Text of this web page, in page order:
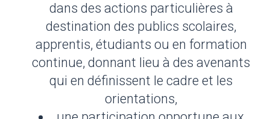
dans des actions particulières à
destination des publics scolaires,
apprentis, étudiants ou en formation
continue, donnant lieu à des avenants
qui en définissent le cadre et les
orientations,